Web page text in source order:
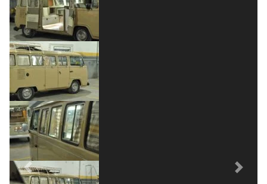
Previous Next